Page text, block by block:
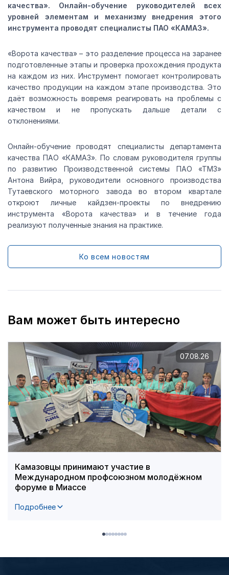
качества». Онлайн-обучение руководителей всех
уровней элементам и механизму внедрения этого
инструмента проводят специалисты ПАО «КАМАЗ».
«Ворота качества» – это разделение процесса на заранее
подготовленные этапы и проверка прохождения продукта
на каждом из них. Инструмент помогает контролировать
качество продукции на каждом этапе производства. Это
даёт возможность вовремя реагировать на проблемы с
качеством и не пропускать дальше детали с
отклонениями.
Онлайн-обучение проводят специалисты департамента
качества ПАО «КАМАЗ». По словам руководителя группы
по развитию Производственной системы ПАО «ТМЗ»
Антона Вийра, руководители основного производства
Тутаевского моторного завода во втором квартале
откроют личные кайдзен-проекты по внедрению
инструмента «Ворота качества» и в течение года
реализуют полученные знания на практике.
Ко всем новостям
Вам может быть интересно
Камазовцы принимают участие в
Международном профсоюзном молодёжном
форуме в Миассе
Подробнее
07.08.26